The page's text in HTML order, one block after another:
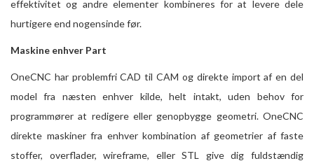
effektivitet og andre elementer kombineres for at levere dele
hurtigere end nogensinde før.
Maskine enhver Part
OneCNC har problemfri CAD til CAM og direkte import af en del
model fra næsten enhver kilde, helt intakt, uden behov for
programmører at redigere eller genopbygge geometri. OneCNC
direkte maskiner fra enhver kombination af geometrier af faste
stoffer, overflader, wireframe, eller STL give dig fuldstændig